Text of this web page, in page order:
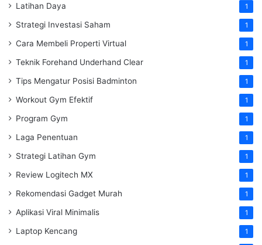
Latihan Daya 1
Strategi Investasi Saham 1
Cara Membeli Properti Virtual 1
Teknik Forehand Underhand Clear 1
Tips Mengatur Posisi Badminton 1
Workout Gym Efektif 1
Program Gym 1
Laga Penentuan 1
Strategi Latihan Gym 1
Review Logitech MX 1
Rekomendasi Gadget Murah 1
Aplikasi Viral Minimalis 1
Laptop Kencang 1